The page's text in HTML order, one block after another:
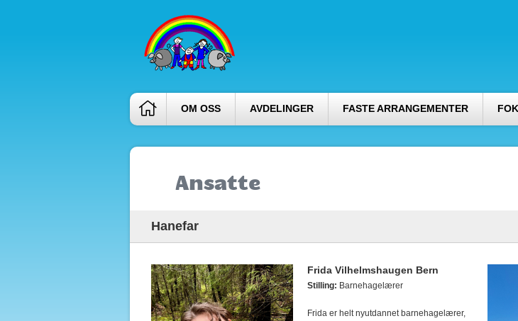
OM OSS AVDELINGER FASTE ARRANGEMENTER
Ansatte
Hanefar
Frida Vilhelmshaugen Bern
Stilling: Barnehagelærer
Frida er helt nyutdannet barnehagelærer,